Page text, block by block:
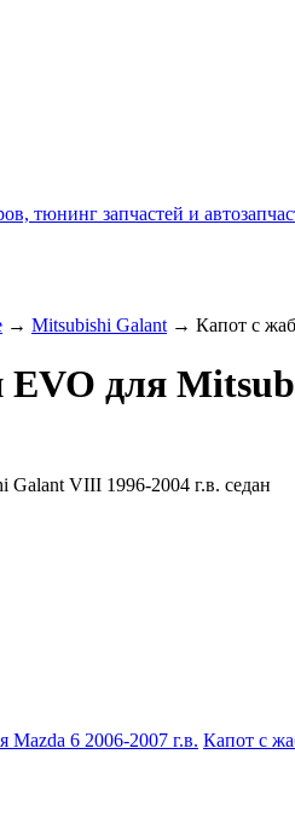
→ Mitsubishi Galant → Капот с
для
VIII 1996-2004 г.в. седан
6 2006-2007 г.в. Капот с